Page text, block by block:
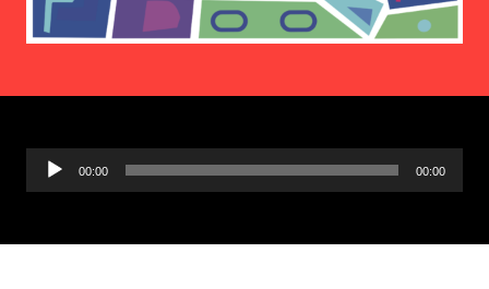
Ljudspelare
00:00 00:00